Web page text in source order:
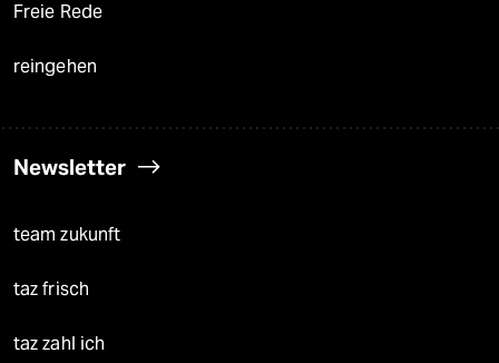
Freie Rede
reingehen
Newsletter
team zukunft
taz frisch
taz zahl ich